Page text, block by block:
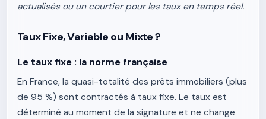
actualisés ou un courtier pour les taux en temps réel.
Taux Fixe, Variable ou Mixte ?
Le taux fixe : la norme française
En France, la quasi-totalité des prêts immobiliers (plus
de 95 %) sont contractés à taux fixe. Le taux est
déterminé au moment de la signature et ne change